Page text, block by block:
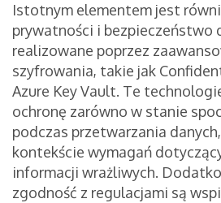
Istotnym elementem jest
prywatności i bezpieczeństwo
realizowane poprzez
szyfrowania, takie jak
Azure Key Vault. Te
ochronę zarówno w stanie
podczas przetwarzania
kontekście wymagań
informacji wrażliwych.
zgodność z regulacjami są